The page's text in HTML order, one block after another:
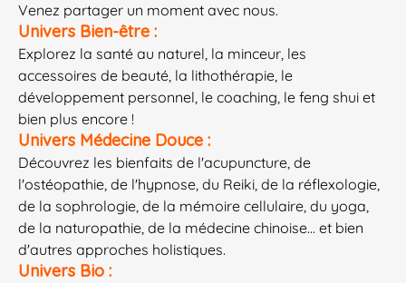
Venez partager un moment avec nous.
Univers Bien-être :
Explorez la santé au naturel, la minceur, les
accessoires de beauté, la lithothérapie, le
développement personnel, le coaching, le feng shui et
bien plus encore !
Univers Médecine Douce :
Découvrez les bienfaits de l'acupuncture, de
l'ostéopathie, de l'hypnose, du Reiki, de la réflexologie,
de la sophrologie, de la mémoire cellulaire, du yoga,
de la naturopathie, de la médecine chinoise... et bien
d'autres approches holistiques.
Univers Bio :